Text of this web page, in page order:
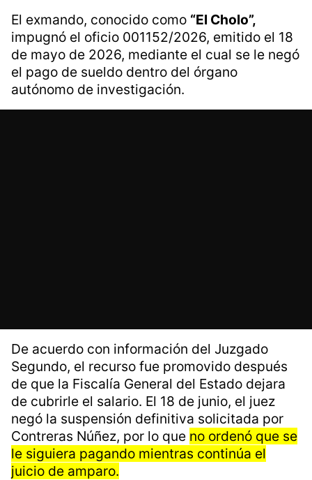
El exmando, conocido como “El Cholo”,
impugnó el oficio 001152/2026, emitido el 18
de mayo de 2026, mediante el cual se le negó
el pago de sueldo dentro del órgano
autónomo de investigación.
De acuerdo con información del Juzgado
Segundo, el recurso fue promovido después
de que la Fiscalía General del Estado dejara
de cubrirle el salario. El 18 de junio, el juez
negó la suspensión definitiva solicitada por
Contreras Núñez, por lo que no ordenó que se
le siguiera pagando mientras continúa el
juicio de amparo.